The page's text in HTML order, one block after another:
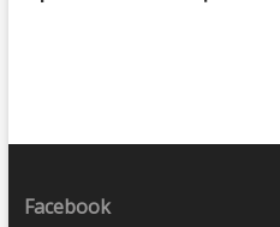
Facebook